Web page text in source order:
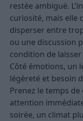
restée ambiguë.
curiosité, mais elle
disperser entre
ou une discussion
condition de
Côté émotions, un
légèreté et besoin
Prenez le temps
attention
soirée, un climat